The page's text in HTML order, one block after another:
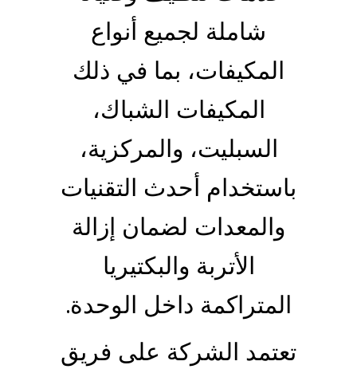
شاملة لجميع أنواع
المكيفات، بما في ذلك
المكيفات الشباك،
السبليت، والمركزية،
باستخدام أحدث التقنيات
والمعدات لضمان إزالة
الأتربة والبكتيريا
المتراكمة داخل الوحدة.
تعتمد الشركة على فريق